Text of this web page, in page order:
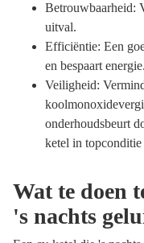
Betrouwbaarheid:
uitval.
Efficiëntie: Een
en bespaart energie.
Veiligheid:
onderhoudsbeurt
ketel in topconditie
Wat te doen
's nachts